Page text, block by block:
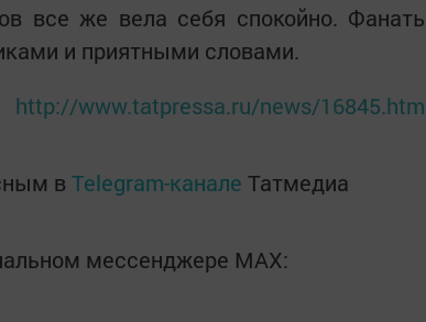
все же вела себя спокойно.
и приятными словами.
http://www.tatpressa.ru/news/
в Telegram-канале Татмедиа
мессенджере MАХ: